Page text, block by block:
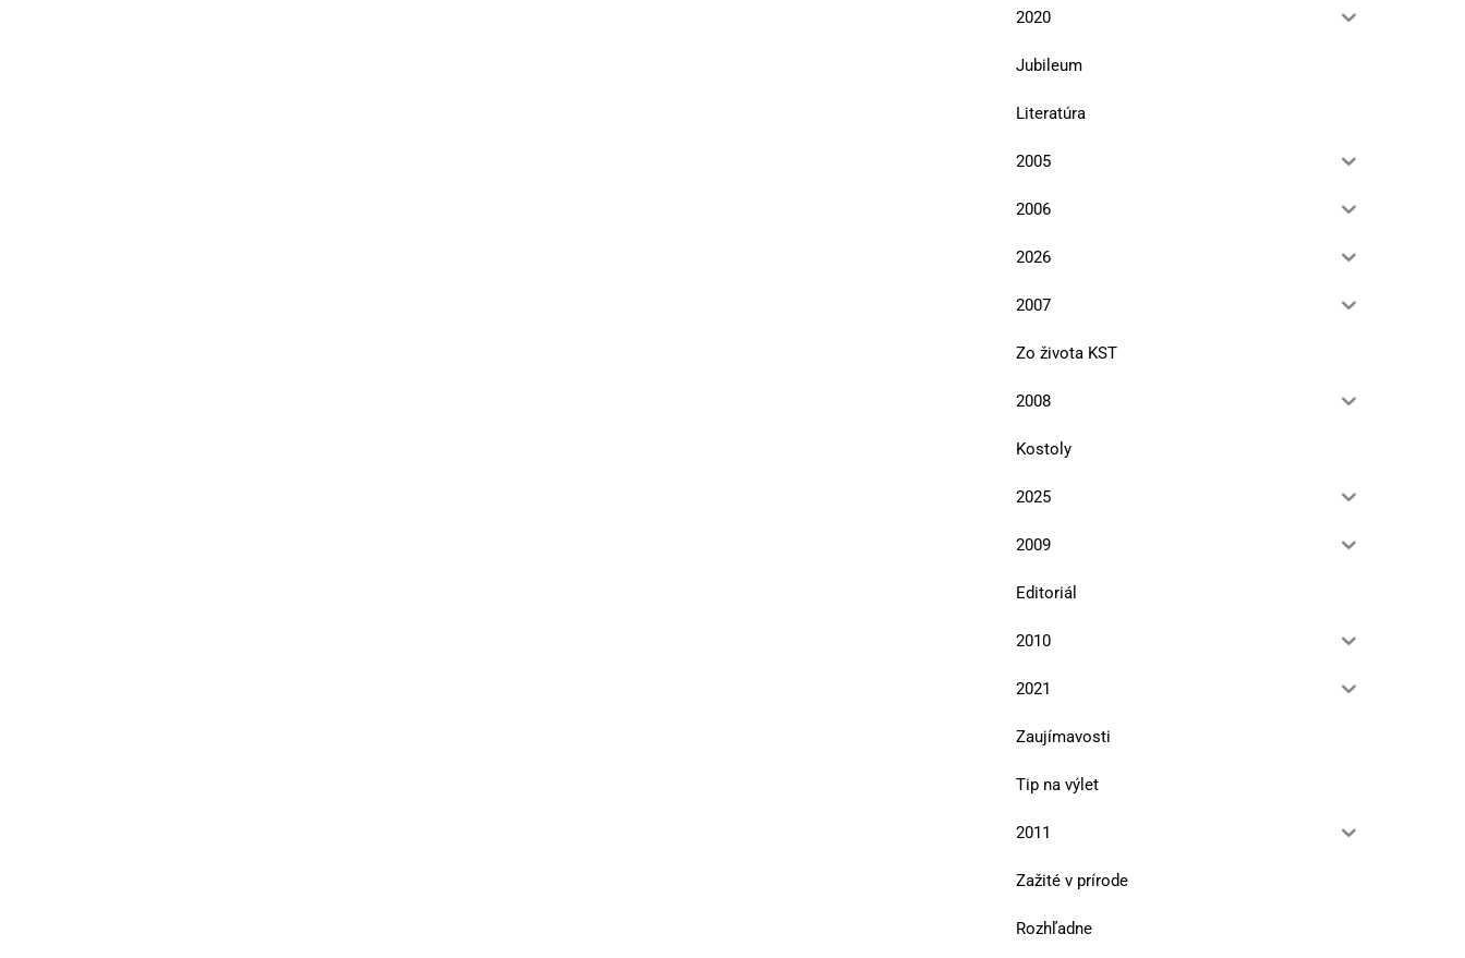
2020
Jubileum
Literatúra
2005
2006
2026
2007
Zo života KST
2008
Kostoly
2025
2009
Editoriál
2010
2021
Zaujímavosti
Tip na výlet
2011
Zažité v prírode
Rozhľadne